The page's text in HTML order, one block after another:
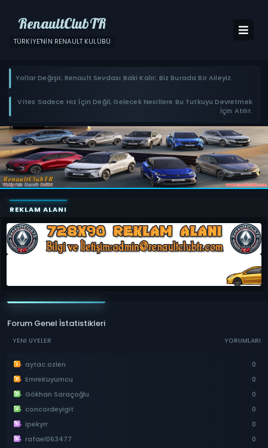
RenaultClubTR
TÜRKIYE'NIN RENAULT KULÜBÜ
Yollar Değişir, Renault Sevdası Baki Kalır; Biz Burada Bir Aileyiz.
Vites Sadece Hız İçin Değil, Gelecek Nesillere Bu Tutkuyu Devretmek
İçin Atılır.
REKLAM ALANI
Forum Genel İstatistikleri
YENI ÜYELER YORUMLARI
aytac.ozlen
0
EmreKuyumcu
0
Gökhan Saraçoğlu
0
concordeyigit
0
ipekyrr
0
rafael063477
0